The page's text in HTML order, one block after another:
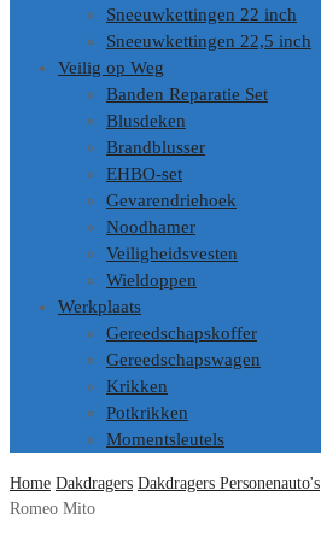
Sneeuwkettingen 22 inch
Sneeuwkettingen 22,5 inch
Veilig op Weg
Banden Reparatie Set
Blusdeken
Brandblusser
EHBO-set
Gevarendriehoek
Noodhamer
Veiligheidsvesten
Wieldoppen
Werkplaats
Gereedschapskoffer
Gereedschapswagen
Krikken
Potkrikken
Momentsleutels
Home Dakdragers Dakdragers Personenauto's
Romeo Mito